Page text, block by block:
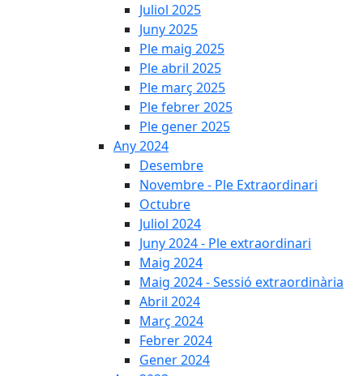
Juliol 2025
Juny 2025
Ple maig 2025
Ple abril 2025
Ple març 2025
Ple febrer 2025
Ple gener 2025
Any 2024
Desembre
Novembre - Ple Extraordinari
Octubre
Juliol 2024
Juny 2024 - Ple extraordinari
Maig 2024
Maig 2024 - Sessió extraordinària
Abril 2024
Març 2024
Febrer 2024
Gener 2024